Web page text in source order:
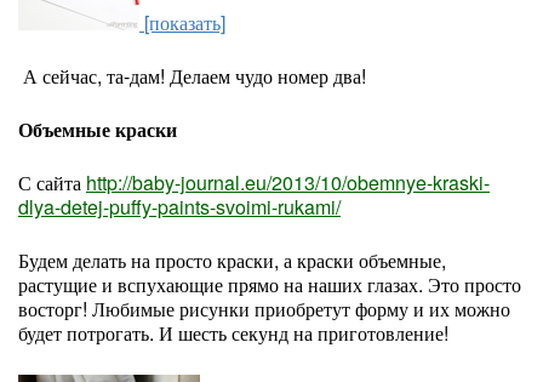
[показать]
А сейчас, та-дам! Делаем чудо номер два!
Объемные краски
С сайта http://baby-journal.eu/2013/10/obemnye-kraski-
dlya-detej-puffy-paints-svoimi-rukami/
Будем делать на просто краски, а краски объемные,
растущие и вспухающие прямо на наших глазах. Это просто
восторг! Любимые рисунки приобретут форму и их можно
будет потрогать. И шесть секунд на приготовление!